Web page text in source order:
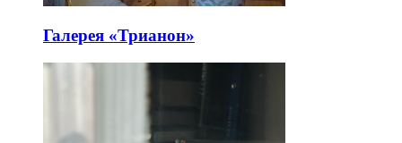
Галерея «Трианон»